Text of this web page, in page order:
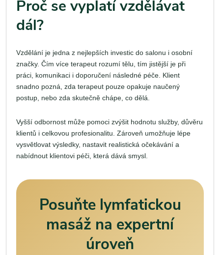
Proč se vyplatí vzdělávat
dál?
Vzdělání je jedna z nejlepších investic do salonu i osobní
značky. Čím více terapeut rozumí tělu, tím jistější je při
práci, komunikaci i doporučení následné péče. Klient
snadno pozná, zda terapeut pouze opakuje naučený
postup, nebo zda skutečně chápe, co dělá.
Vyšší odbornost může pomoci zvýšit hodnotu služby, důvěru
klientů i celkovou profesionalitu. Zároveň umožňuje lépe
vysvětlovat výsledky, nastavit realistická očekávání a
nabídnout klientovi péči, která dává smysl.
Posuňte lymfatickou
masáž na expertní
úroveň